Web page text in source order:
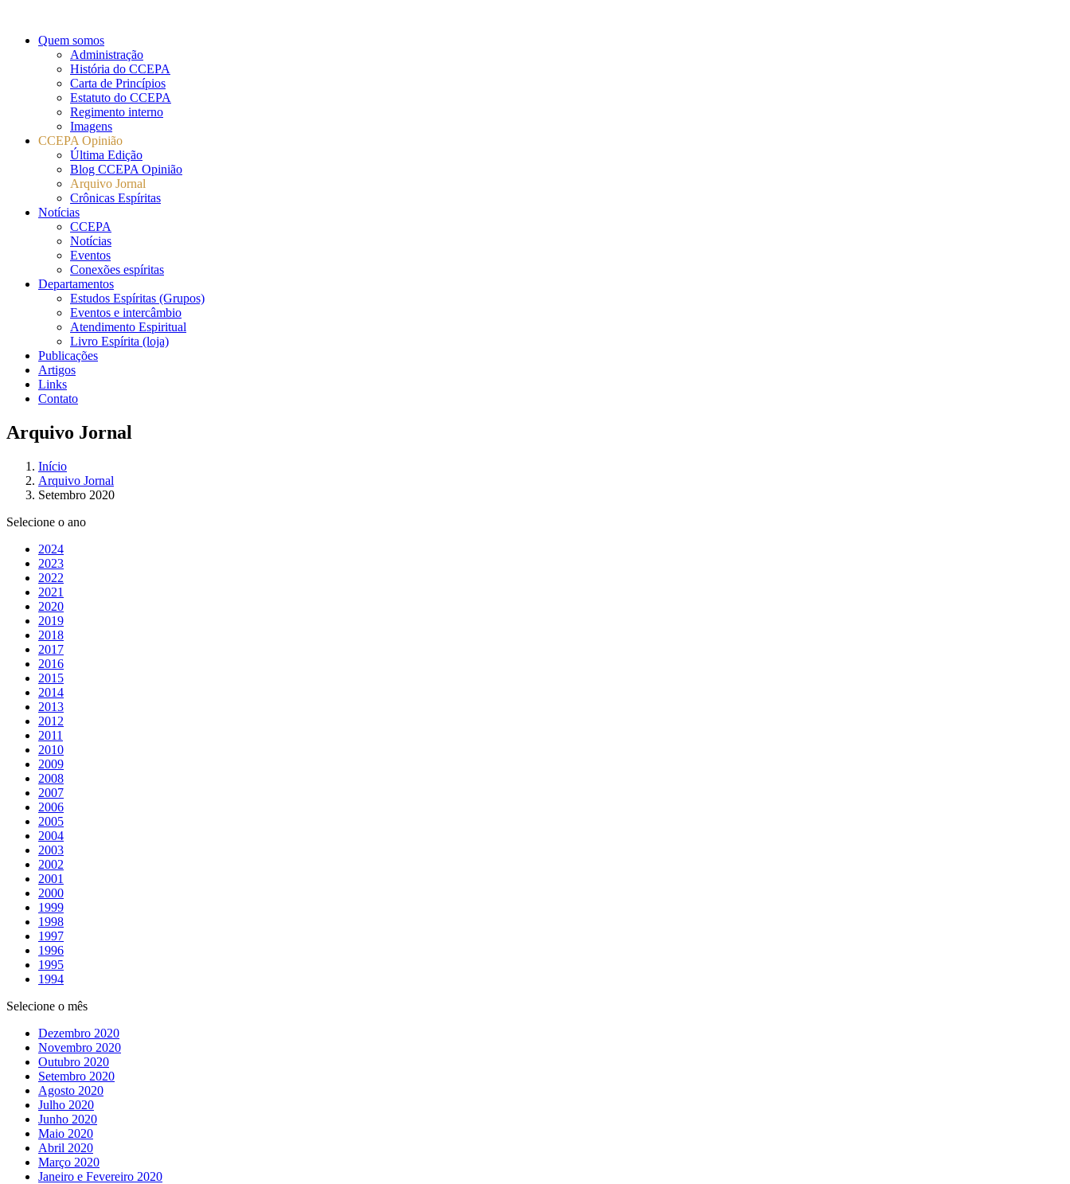
Quem somos
Administração
História do CCEPA
Carta de Princípios
Estatuto do CCEPA
Regimento interno
Imagens
CCEPA Opinião
Última Edição
Blog CCEPA Opinião
Arquivo Jornal
Crônicas Espíritas
Notícias
CCEPA
Notícias
Eventos
Conexões espíritas
Departamentos
Estudos Espíritas (Grupos)
Eventos e intercâmbio
Atendimento Espiritual
Livro Espírita (loja)
Publicações
Artigos
Links
Contato
Arquivo Jornal
Início
Arquivo Jornal
Setembro 2020
Selecione o ano
2024
2023
2022
2021
2020
2019
2018
2017
2016
2015
2014
2013
2012
2011
2010
2009
2008
2007
2006
2005
2004
2003
2002
2001
2000
1999
1998
1997
1996
1995
1994
Selecione o mês
Dezembro 2020
Novembro 2020
Outubro 2020
Setembro 2020
Agosto 2020
Julho 2020
Junho 2020
Maio 2020
Abril 2020
Março 2020
Janeiro e Fevereiro 2020